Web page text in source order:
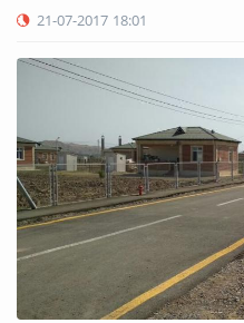
21-07-2017 18:01